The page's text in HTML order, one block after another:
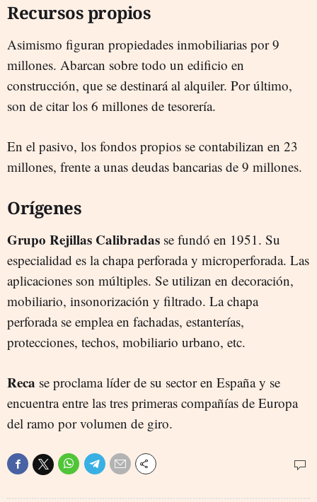
Recursos propios
Asimismo figuran propiedades inmobiliarias por 9
millones. Abarcan sobre todo un edificio en
construcción, que se destinará al alquiler. Por último,
son de citar los 6 millones de tesorería.
En el pasivo, los fondos propios se contabilizan en 23
millones, frente a unas deudas bancarias de 9 millones.
Orígenes
Grupo Rejillas Calibradas se fundó en 1951. Su
especialidad es la chapa perforada y microperforada. Las
aplicaciones son múltiples. Se utilizan en decoración,
mobiliario, insonorización y filtrado. La chapa
perforada se emplea en fachadas, estanterías,
protecciones, techos, mobiliario urbano, etc.
Reca se proclama líder de su sector en España y se
encuentra entre las tres primeras compañías de Europa
del ramo por volumen de giro.